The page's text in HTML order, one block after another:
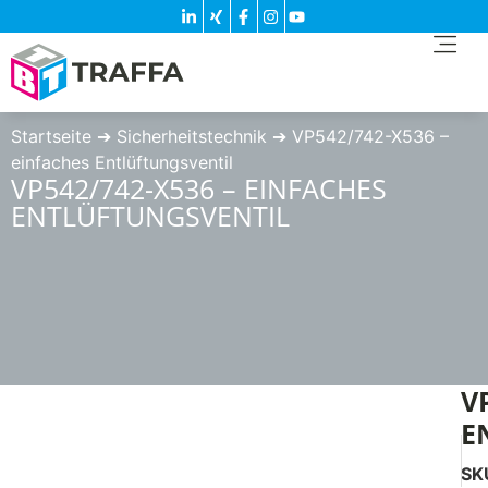
Startseite ➔ Sicherheitstechnik ➔ VP542/742-X536 –
einfaches Entlüftungsventil
VP542/742-X536 – EINFACHES
ENTLÜFTUNGSVENTIL